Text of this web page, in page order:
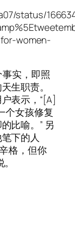
status/
women-
实，即照
生职责。
表示，“[A]
个女孩修复
比喻。” 另
下的人
格，但你